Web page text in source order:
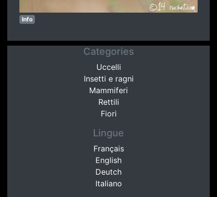
Info
Categories
Uccelli
Insetti e ragni
Mammiferi
Rettili
Fiori
Lingue
Français
English
Deutch
Italiano